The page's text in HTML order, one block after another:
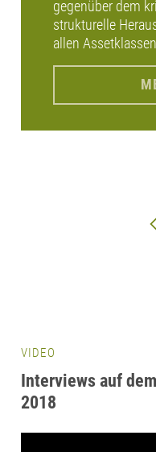
gegenüber dem
strukturelle
allen
VIDEO
Interviews auf
2018